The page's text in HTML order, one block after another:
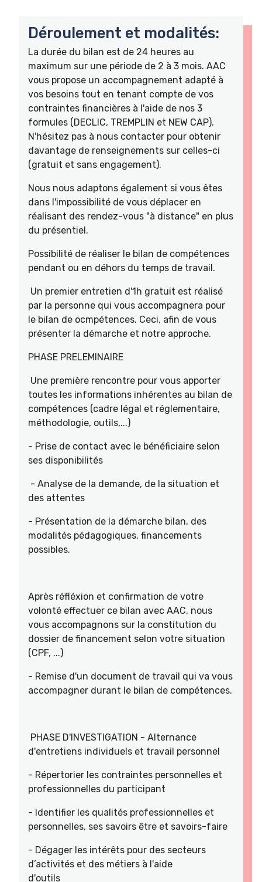
Déroulement et modalités:
La durée du bilan est de 24 heures au
maximum sur une période de 2 à 3 mois. AAC
vous propose un accompagnement adapté à
vos besoins tout en tenant compte de vos
contraintes financières à l'aide de nos 3
formules (DECLIC, TREMPLIN et NEW CAP).
N'hésitez pas à nous contacter pour obtenir
davantage de renseignements sur celles-ci
(gratuit et sans engagement).
Nous nous adaptons également si vous êtes
dans l'impossibilité de vous déplacer en
réalisant des rendez-vous "à distance" en plus
du présentiel.
Possibilité de réaliser le bilan de compétences
pendant ou en déhors du temps de travail.
Un premier entretien d'1h gratuit est réalisé
par la personne qui vous accompagnera pour
le bilan de ocmpétences. Ceci, afin de vous
présenter la démarche et notre approche.
PHASE PRELEMINAIRE
Une première rencontre pour vous apporter
toutes les informations inhérentes au bilan de
compétences (cadre légal et réglementaire,
méthodologie, outils,...)
- Prise de contact avec le bénéficiaire selon
ses disponibilités
- Analyse de la demande, de la situation et
des attentes
- Présentation de la démarche bilan, des
modalités pédagogiques, financements
possibles.
Après réfléxion et confirmation de votre
volonté effectuer ce bilan avec AAC, nous
vous accompagnons sur la constitution du
dossier de financement selon votre situation
(CPF, ...)
- Remise d'un document de travail qui va vous
accompagner durant le bilan de compétences.
PHASE D'INVESTIGATION - Alternance
d'entretiens individuels et travail personnel
- Répertorier les contraintes personnelles et
professionnelles du participant
- Identifier les qualités professionnelles et
personnelles, ses savoirs être et savoirs-faire
- Dégager les intérêts pour des secteurs
d’activités et des métiers à l'aide
d'outils